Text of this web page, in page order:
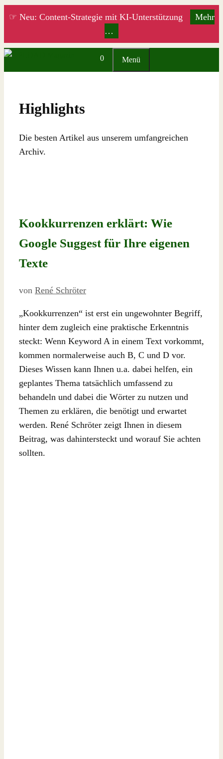
Zum
☞ Neu: Content-Strategie mit KI-Unterstützung
Mehr
…
0 Menü
Highlights
Die besten Artikel aus unserem umfangreichen
Archiv.
Kookkurrenzen erklärt: Wie
Google Suggest für Ihre eigenen
Texte
von René Schröter
„Kookkurrenzen“ ist erst ein ungewohnter Begriff,
hinter dem zugleich eine praktische Erkenntnis
steckt: Wenn Keyword A in einem Text vorkommt,
kommen normalerweise auch B, C und D vor.
Dieses Wissen kann Ihnen u.a. dabei helfen, ein
geplantes Thema tatsächlich umfassend zu
behandeln und dabei die Wörter zu nutzen und
Themen zu erklären, die benötigt und erwartet
werden. René Schröter zeigt Ihnen in diesem
Beitrag, was dahintersteckt und worauf Sie achten
sollten.